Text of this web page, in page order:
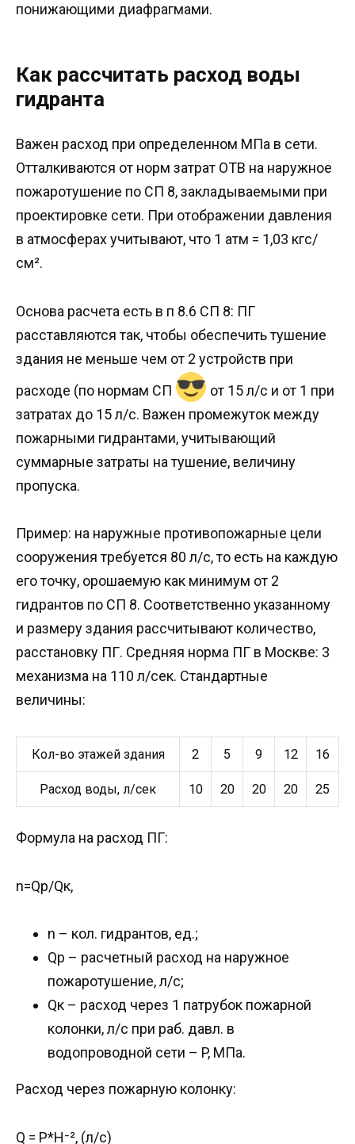
понижающими диафрагмами.
Как рассчитать расход воды
гидранта
Важен расход при определенном МПа в сети.
Отталкиваются от норм затрат ОТВ на наружное
пожаротушение по СП 8, закладываемыми при
проектировке сети. При отображении давления
в атмосферах учитывают, что 1 атм = 1,03 кгс/
см².
Основа расчета есть в п 8.6 СП 8: ПГ
расставляются так, чтобы обеспечить тушение
здания не меньше чем от 2 устройств при
расходе (по нормам СП
от 15 л/с и от 1 при
затратах до 15 л/с. Важен промежуток между
пожарными гидрантами, учитывающий
суммарные затраты на тушение, величину
пропуска.
Пример: на наружные противопожарные цели
сооружения требуется 80 л/с, то есть на каждую
его точку, орошаемую как минимум от 2
гидрантов по СП 8. Соответственно указанному
и размеру здания рассчитывают количество,
расстановку ПГ. Средняя норма ПГ в Москве: 3
механизма на 110 л/сек. Стандартные
величины:
Кол-во этажей здания 2 5 9 12 16
Расход воды, л/сек 10 20 20 20 25
Формула на расход ПГ:
n=Qр/Qк,
n – кол. гидрантов, ед.;
Qр – расчетный расход на наружное
пожаротушение, л/с;
Qк – расход через 1 патрубок пожарной
колонки, л/с при раб. давл. в
водопроводной сети – P, МПа.
Расход через пожарную колонку:
Q = P*Н⁻², (л/с)